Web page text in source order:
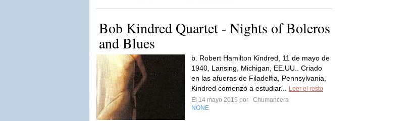
Bob Kindred Quartet - Nights of Boleros
and Blues
b. Robert Hamilton Kindred, 11 de mayo de
1940, Lansing, Michigan, EE.UU.. Criado
en las afueras de Filadelfia, Pennsylvania,
Kindred comenzó a estudiar...
Leer el resto
El 14 mayo 2015 por
Chumancera
NONE